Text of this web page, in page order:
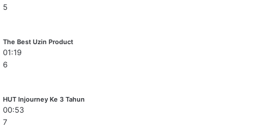
5
The Best Uzin Product
01:19
6
HUT Injourney Ke 3 Tahun
00:53
7